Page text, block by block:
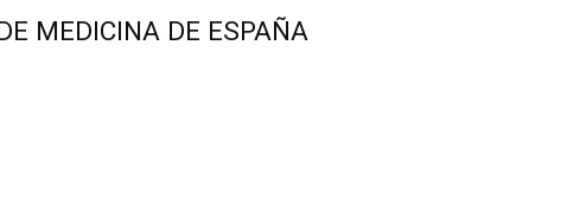
MEDICINA DE ESPAÑA